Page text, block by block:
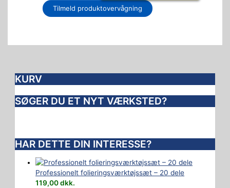
Tilmeld produktovervågning
KURV
SØGER DU ET NYT VÆRKSTED?
HAR DETTE DIN INTERESSE?
Professionelt folieringsværktøjssæt – 20 dele
119,00dkk.